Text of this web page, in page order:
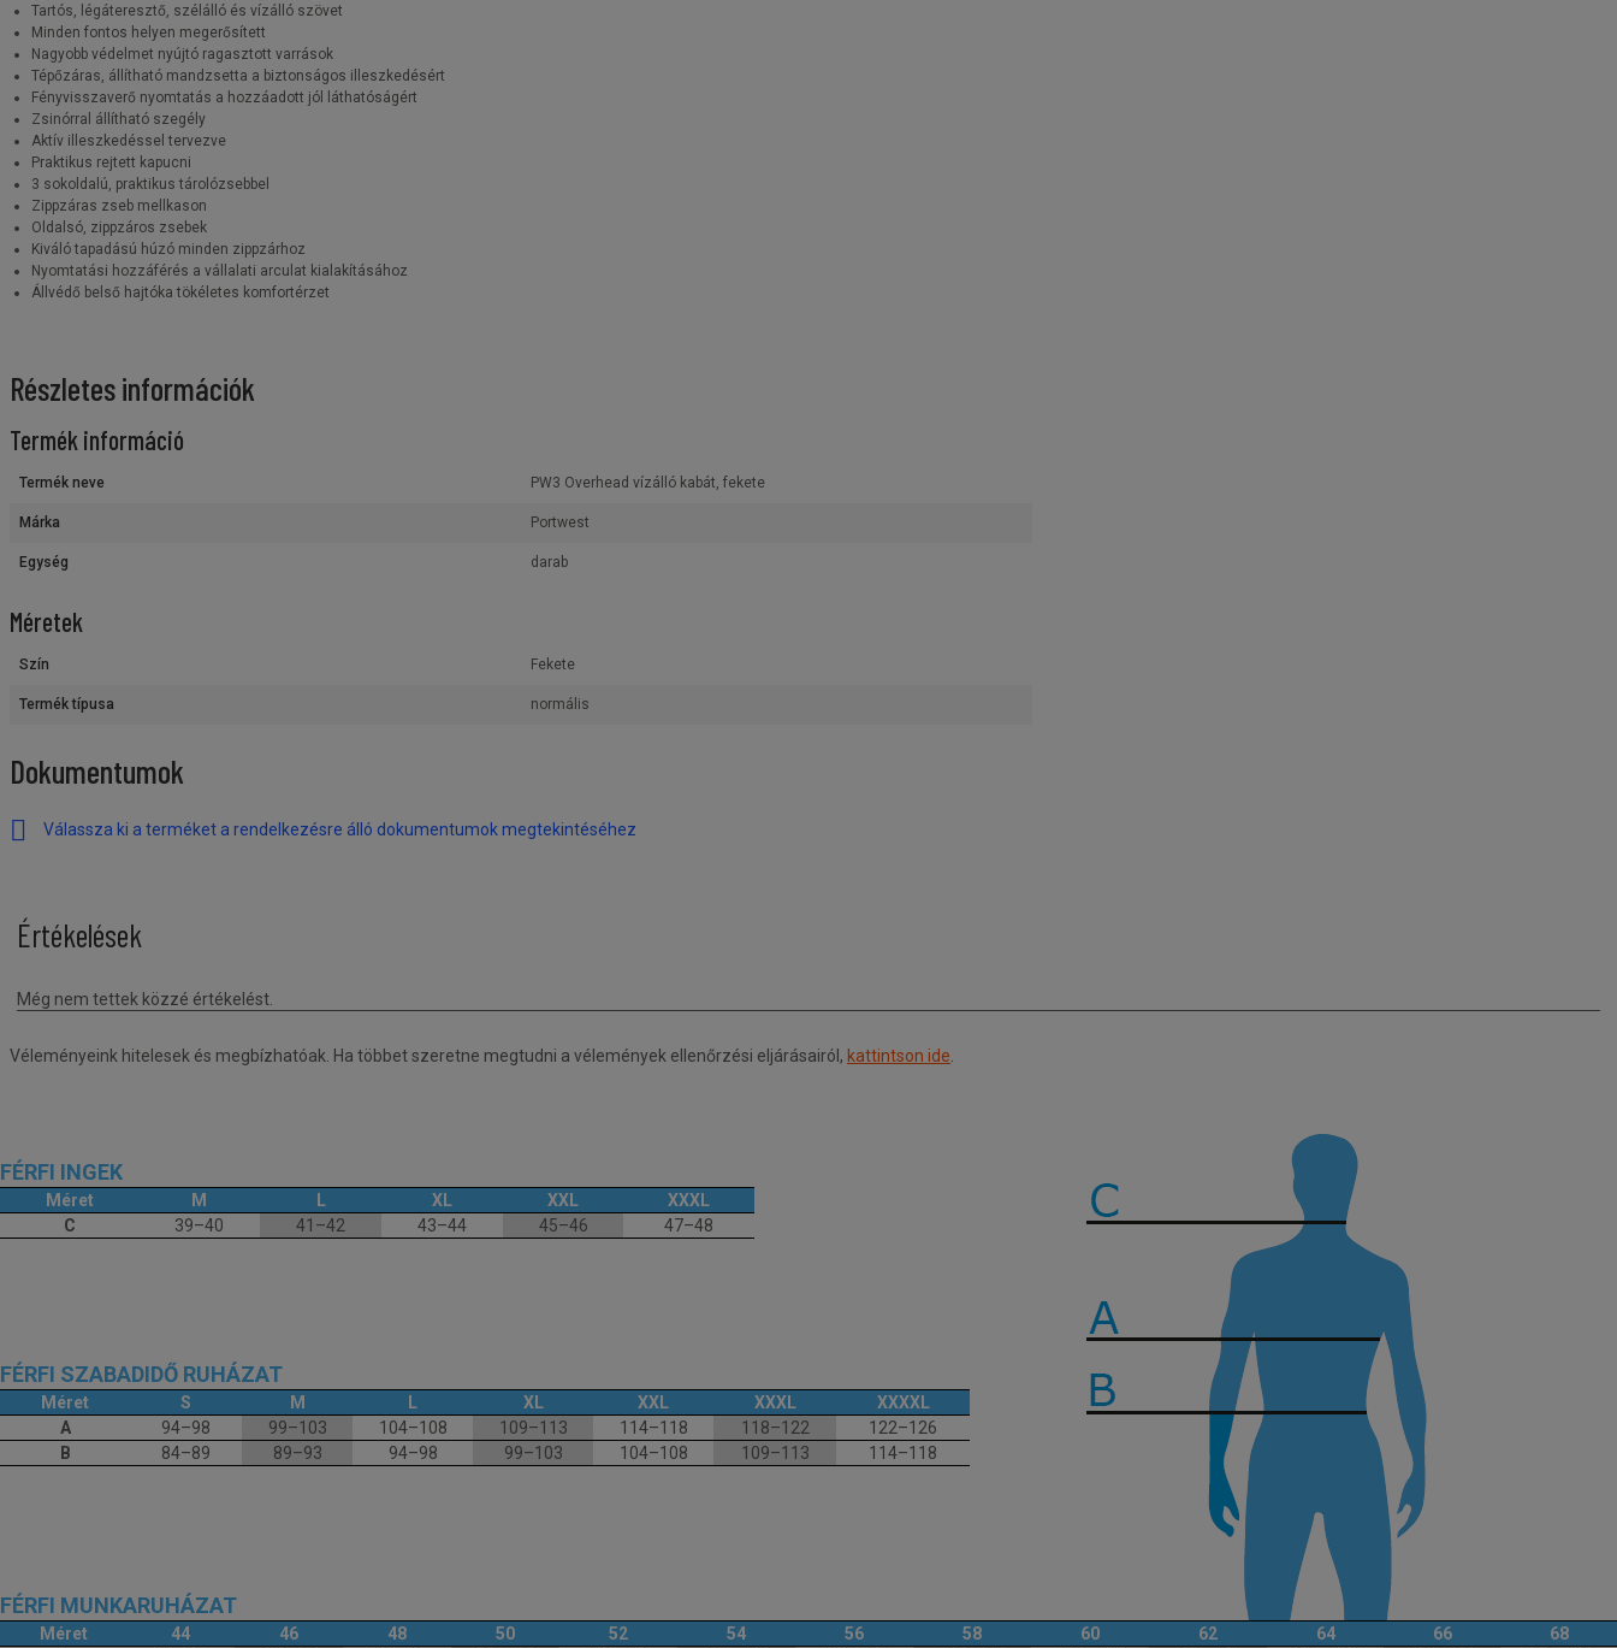
Tartós, légáteresztő, szélálló és vízálló szövet
Minden fontos helyen megerősített
Nagyobb védelmet nyújtó ragasztott varrások
Tépőzáras, állítható mandzsetta a biztonságos illeszkedésért
Fényvisszaverő nyomtatás a hozzáadott jól láthatóságért
Zsinórral állítható szegély
Aktív illeszkedéssel tervezve
Praktikus rejtett kapucni
3 sokoldalú, praktikus tárolózsebbel
Zippzáras zseb mellkason
Oldalsó, zippzáros zsebek
Kiváló tapadású húzó minden zippzárhoz
Nyomtatási hozzáférés a vállalati arculat kialakításához
Állvédő belső hajtóka tökéletes komfortérzet
Részletes információk
Termék információ
Termék neve PW3 Overhead vízálló kabát, fekete
Márka Portwest
Egység darab
Méretek
Szín Fekete
Termék típusa normális
Dokumentumok
Válassza ki a terméket a rendelkezésre álló dokumentumok megtekintéséhez
Véleményeink hitelesek és megbízhatóak. Ha többet szeretne megtudni a vélemények ellenőrzési eljárásairól, kattintson ide.
FÉRFI INGEK
Méret M L XL XXL
XXXL
C
39–40 41–42 43–44 45–46 47–48
FÉRFI SZABADIDŐ RUHÁZAT
Méret S M L XL XXL XXXL
XXXXL
A
94–98 99–103 104–108 109–113 114–118 118–122
122–126
B
84–89 89–93 94–98 99–103 104–108 109–113 114–118
FÉRFI MUNKARUHÁZAT
Méret 44 46 48 50 52 54 56 58 60 62 64 66
68